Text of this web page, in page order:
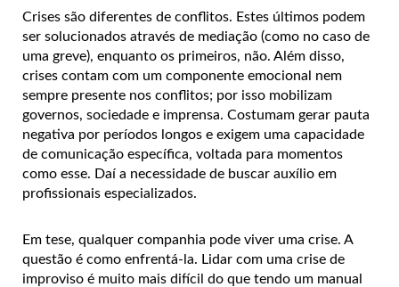
Crises são diferentes de conflitos. Estes últimos podem
ser solucionados através de mediação (como no caso de
uma greve), enquanto os primeiros, não. Além disso,
crises contam com um componente emocional nem
sempre presente nos conflitos; por isso mobilizam
governos, sociedade e imprensa. Costumam gerar pauta
negativa por períodos longos e exigem uma capacidade
de comunicação específica, voltada para momentos
como esse. Daí a necessidade de buscar auxílio em
profissionais especializados.
Em tese, qualquer companhia pode viver uma crise. A
questão é como enfrentá-la. Lidar com uma crise de
improviso é muito mais difícil do que tendo um manual